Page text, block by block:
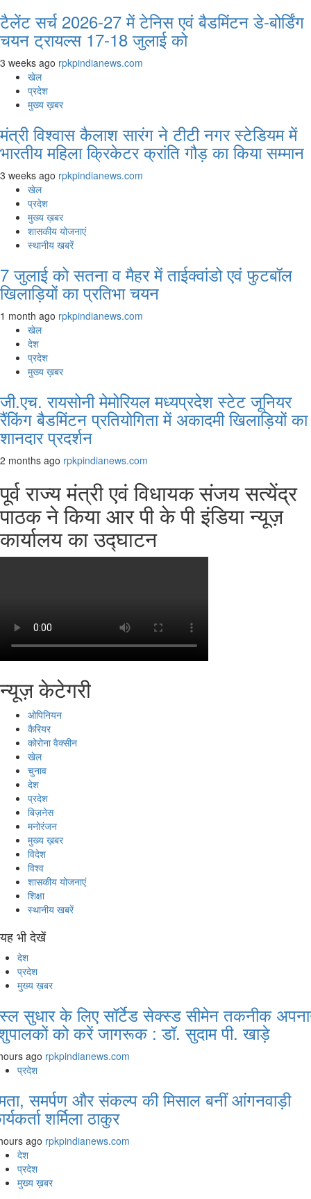
टैलेंट सर्च 2026-27 में टेनिस एवं बैडमिंटन डे-बोर्डिंग
चयन ट्रायल्स 17-18 जुलाई को
3 weeks ago rpkpindianews.com
खेल
प्रदेश
मुख्य ख़बर
मंत्री विश्वास कैलाश सारंग ने टीटी नगर स्टेडियम में
भारतीय महिला क्रिकेटर क्रांति गौड़ का किया सम्मान
3 weeks ago rpkpindianews.com
खेल
प्रदेश
मुख्य ख़बर
शासकीय योजनाएं
स्थानीय खबरें
7 जुलाई को सतना व मैहर में ताईक्वांडो एवं फुटबॉल
खिलाड़ियों का प्रतिभा चयन
1 month ago rpkpindianews.com
खेल
देश
प्रदेश
मुख्य ख़बर
जी.एच. रायसोनी मेमोरियल मध्यप्रदेश स्टेट जूनियर
रैंकिंग बैडमिंटन प्रतियोगिता में अकादमी खिलाड़ियों का
शानदार प्रदर्शन
2 months ago rpkpindianews.com
पूर्व राज्य मंत्री एवं विधायक संजय सत्येंद्र
पाठक ने किया आर पी के पी इंडिया न्यूज़
कार्यालय का उद्घाटन
न्यूज़ केटेगरी
ओपिनियन
कैरियर
कोरोना वैक्सीन
खेल
चुनाव
देश
प्रदेश
बिज़नेस
मनोरंजन
मुख्य ख़बर
विदेश
विश्व
शासकीय योजनाएं
शिक्षा
स्थानीय खबरें
यह भी देखें
देश
प्रदेश
मुख्य ख़बर
सुधार के लिए सॉर्टेड सेक्स्ड सीमेन तकनीक
को करें जागरूक : डॉ. सुदाम पी. खाड़े
ago rpkpindianews.com
प्रदेश
समर्पण और संकल्प की मिसाल बनीं आंगनवाड़ी
शर्मिला ठाकुर
ago rpkpindianews.com
देश
प्रदेश
मुख्य ख़बर